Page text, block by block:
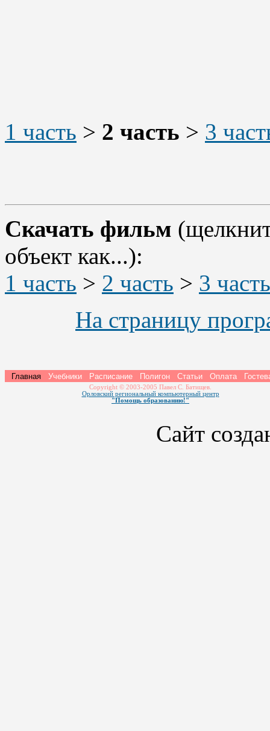
1 часть > 2 часть > 3
Скачать фильм
объект как...):
1 часть > 2 часть > 3 часть
На страницу
Главная Учебники Расписание Полигон Статьи Оплата
Copyright © 2003-2005 Павел С. Батищев.
Орловский региональный компьютерный центр
"Помощь образованию!"
Сайт